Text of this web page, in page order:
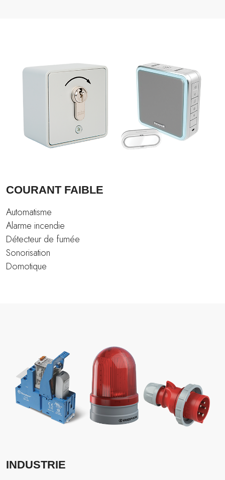
COURANT FAIBLE
Automatisme
Alarme incendie
Détecteur de fumée
Sonorisation
Domotique
INDUSTRIE